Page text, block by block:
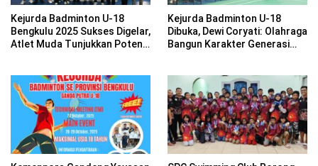
Kejurda Badminton U-18
Bengkulu 2025 Sukses Digelar,
Atlet Muda Tunjukkan Potensi
Kejurda Badminton U-18
Dibuka, Dewi Coryati: Olahraga
Bangun Karakter Generasi